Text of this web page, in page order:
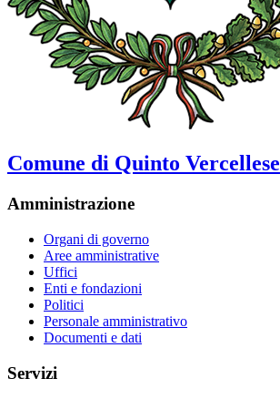
Comune di Quinto Vercellese
Amministrazione
Organi di governo
Aree amministrative
Uffici
Enti e fondazioni
Politici
Personale amministrativo
Documenti e dati
Servizi